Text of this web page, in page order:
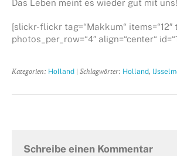
Das Leben meint es wieder gut mit
[slickr-flickr tag=“Makkum“ items=“12″
photos_per_row=“4″ align=“center“
Kategorien: Holland | Schlagwörter: Holland,
Schreibe einen Kommentar